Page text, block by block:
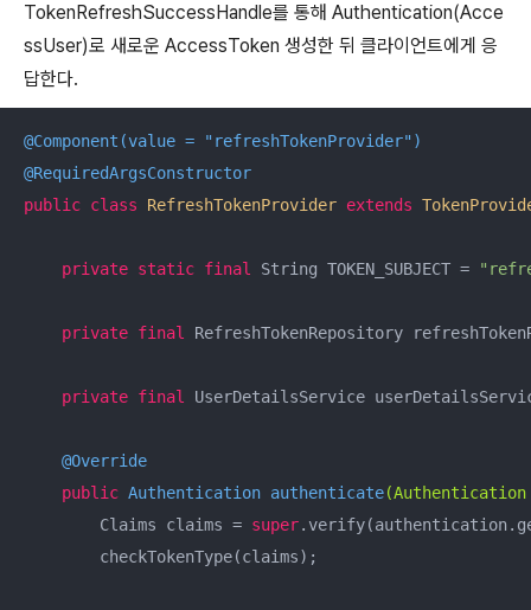
TokenRefreshSuccessHandle를 통해 Authentication(Acce
ssUser)로 새로운 AccessToken 생성한 뒤 클라이언트에게 응
답한다.
@Component(value = "refreshTokenProvider")
@RequiredArgsConstructor
public class RefreshTokenProvider extends
private static final String TOKEN_SUBJECT =
private final RefreshTokenRepository
private final UserDetailsService
@Override
public Authentication authenticate
        Claims claims =
super
        checkTokenType(claims);